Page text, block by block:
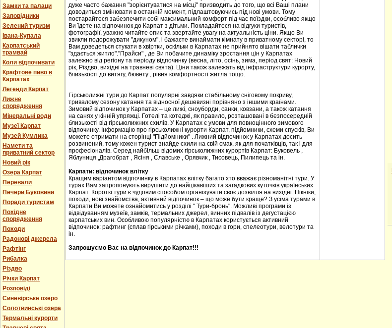
Замки та палаци
Заповідники
Зелений туризм
Івана-Купала
Карпатський
трамвай
Коли відпочивати
Крафтове пиво в
Карпатах
Легенди Карпат
Лижне
спорядження
Мінеральні води
Музеї Карпат
Музей Кумлика
Намети та
приватний сектор
Новий рік
Озера Карпат
Перевали
Печери Буковини
Поради туристам
Похідне
спорядження
Походи
Радонові джерела
Рафтінг
Рибалка
Різдво
Річки Карпат
Розповіді
Синевірське озеро
Солотвинські озера
Термальні курорти
дуже часто бажання "зорієнтуватися на місці" призводить до того, що всі Ваші плани
доводиться змінювати в останній момент, підлаштовуючись під нові умови. Тому
постарайтеся забезпечити собі максимальний комфорт під час поїздки, особливо якщо
Ви їдете на відпочинок до Карпат з дітьми. Покладайтеся на відгуки туристів,
фотографії, уважно читайте опис та звертайте увагу на актуальність ціни. Якщо Ви
звикли подорожувати "дикуном", і бажаєте винаймати кімнату в приватному секторі, то
Вам доведеться стукати в хвіртки, оскільки в Карпатах не прийнято вішати таблички
"здається житло"."Прайси" , де Ви побачите динаміку зростання цін у Карпатах
залежно від регіону та періоду відпочинку (весна, літо, осінь, зима, період свят: Новий
рік, Різдво, вихідні на травневі свята). Ціни також залежать від інфраструктури курорту,
близькості до витягу, бювету , рівня комфортності житла тощо.
Гірськолижні тури до Карпат популярні завдяки стабільному сніговому покриву,
тривалому сезону катання та відносної дешевизні порівняно з іншими країнами.
Зимовий відпочинок у Карпатах – це лижі, сноуборди, санки, ковзани, а також катання
на санях у кінній упряжці. Готелі та котеджі, як правило, розташовані в безпосередній
близькості від гірськолижних схилів. У Карпатах є умови для повноцінного зимового
відпочинку. Інформацію про гірськолижні курорти Карпат, підйомники, схеми спусків, Ви
можете отримати на сторінці "Підйомники" . Лижний відпочинок у Карпатах досить
розвинений, тому кожен турист знайде схили на свій смак, як для початківців, так і для
професіоналів. Серед найбільш відомих гірськолижних курортів Карпат: Буковель ,
Яблуниця ,Драгобрат , Ясіня , Славське , Орявчик , Тисовець, Пилипець та ін.
Карпати: відпочинок влітку
Кращим варіантом відпочинку в Карпатах влітку багато хто вважає різноманітні тури. У
турах Вам запропонують вирушити до найцікавіших та загадкових куточків українських
Карпат. Короткі тури є чудовим способом організувати своє дозвілля на вихідні. Пікніки,
походи, нові знайомства, активний відпочинок – що може бути краще? З усіма турами в
Карпати Ви можете ознайомитись у розділі " Тури-бронь". Можливі програми із
відвідуванням музеїв, замків, термальних джерел, винних підвалів із дегустацією
карпатських вин. Особливою популярністю в Карпатах користується активний
відпочинок: рафтинг (сплав гірськими річками), походи в гори, спелеотури, велотури та
ін.
Запрошуємо Вас на відпочинок до Карпат!!!